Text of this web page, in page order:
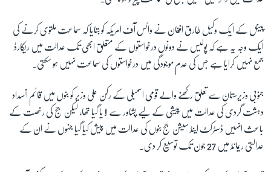
زبان
پینل کے ایک وکیل طارق افغان نے وائس آف امریکہ کو بتایا کہ سماعت ملتوی کرنے کی
ایک وجہ یہ ہے کہ پولیس نے دونوں درخواستوں کے متعلق ابھی تک عدالت میں ریکارڈ
جمع نہیں کرایا ہے جس کی عدم موجودگی میں درخواستوں کی سماعت نہیں ہو سکتی۔
جنوبی وزیرستان سے تعلق رکھنے والے قومی اسمبلی کے رکن علی وزیر کو بنوں میں قائم انسداد
دہشت گردی کی عدالت میں پیشی کے لیے پشاور سے لایا گیا تھا، لیکن جج کی رخصت کے
باعث انہیں ڈسٹرکٹ اینڈ سیشن جج بنوں کی عدالت میں پیش کیا گیا جنہوں نے ان کے
عدالتی ریمانڈ میں 27 جون تک توسیع کر دی۔